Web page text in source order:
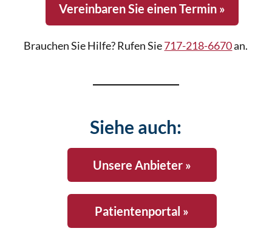
Vereinbaren Sie einen Termin »
Brauchen Sie Hilfe? Rufen Sie717-218-6670an.
Siehe auch:
Unsere Anbieter »
Patientenportal »